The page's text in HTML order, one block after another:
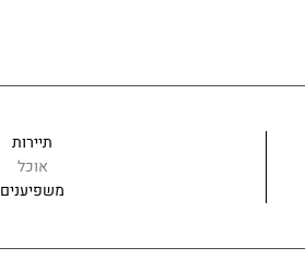
תיירות
אוכל
משפיענים